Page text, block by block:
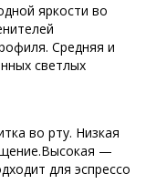
яркости во
Средняя и
светлых
во рту. Низкая
—
для эспрессо